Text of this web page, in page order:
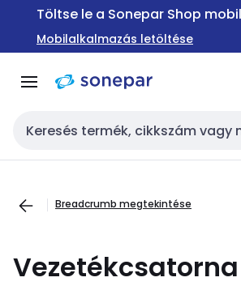
Ugrás a
Ugrás a
tartalomra
Töltse le a Sonepar Shop
Mobilalkalmazás letöltése
Keresési bemenet
Breadcrumb megtekintése
Vezetékcsatorna